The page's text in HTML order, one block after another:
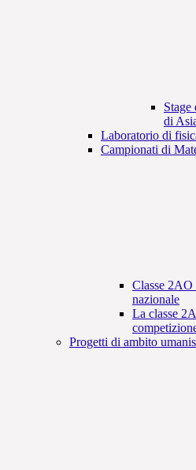
Stage
di
Laboratorio di
Campionati di
Classe
nazionale
La classe
Progetti di ambito